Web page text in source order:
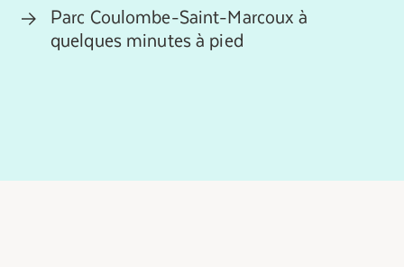
Parc Coulombe-Saint-Marcoux à
quelques minutes à pied